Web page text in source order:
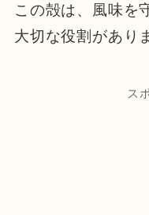
この殻は、風味を
大切な役割があり
ス